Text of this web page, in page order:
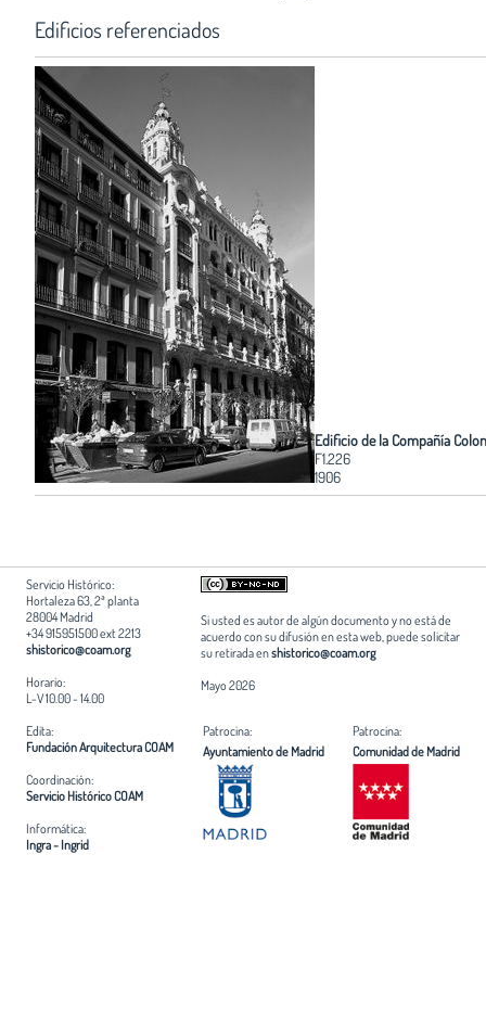
Edificios referenciados
Edificio de la Compañía
F1.226
1906
Servicio Histórico:
Hortaleza 63, 2ª planta
28004 Madrid
+34 915951500 ext 2213
shistorico@coam.org
Horario:
L-V 10.00 - 14.00
Si usted es autor de algún documento y no está de
acuerdo con su difusión en esta web, puede solicitar
su retirada enshistorico@coam.org
Mayo 2026
Edita:
Fundación Arquitectura COAM
Coordinación:
Servicio Histórico COAM
Informática:
Ingra - Ingrid
Patrocina:
Ayuntamiento de Madrid
Patrocina:
Comunidad de Madrid